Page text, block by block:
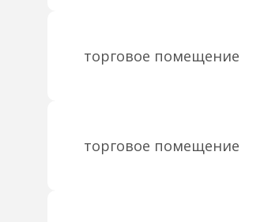
торговое помещение
торговое помещение